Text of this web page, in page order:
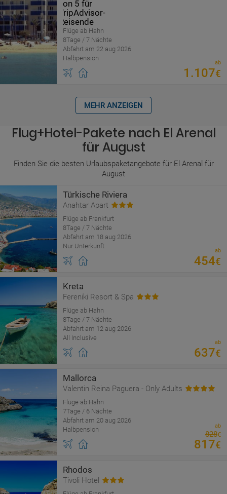
Flüge ab Hahn
8Tage / 7 Nächte
Abfahrt am 22 aug 2026
Halbpension
ab
1 .107€
MEHR ANZEIGEN
Flug+Hotel-Pakete nach El Arenal
für August
Finden Sie die besten Urlaubspaketangebote für El Arenal für
August
Türkische Riviera
Anahtar Apart
Flüge ab Frankfurt
8Tage / 7 Nächte
Abfahrt am 18 aug 2026
Nur Unterkunft
ab
454€
Kreta
Fereniki Resort & Spa
Flüge ab Hahn
8Tage / 7 Nächte
Abfahrt am 12 aug 2026
All Inclusive
ab
637€
Mallorca
Valentin Reina Paguera - Only Adults
Flüge ab Hahn
7Tage / 6 Nächte
Abfahrt am 20 aug 2026
Halbpension
ab
828€
817€
Rhodos
Tivoli Hotel